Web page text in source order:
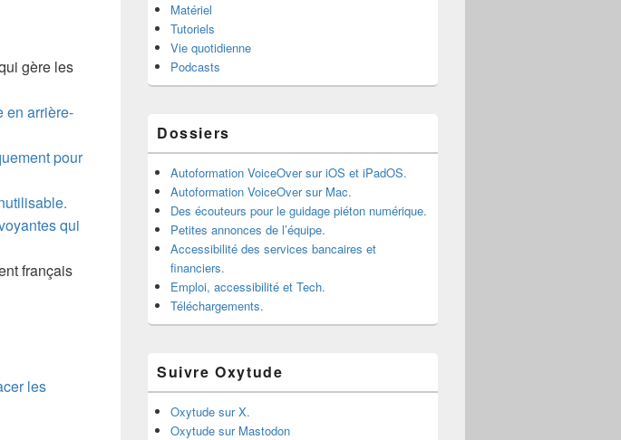
gère les
en arrière-
pour
qui
français
les
Matériel
Tutoriels
Vie quotidienne
Podcasts
Dossiers
Autoformation VoiceOver sur iOS et iPadOS.
Autoformation VoiceOver sur Mac.
Des écouteurs pour le guidage piéton numérique.
Petites annonces de l’équipe.
Accessibilité des services bancaires et
financiers.
Emploi, accessibilité et Tech.
Téléchargements.
Suivre Oxytude
Oxytude sur X.
Oxytude sur Mastodon